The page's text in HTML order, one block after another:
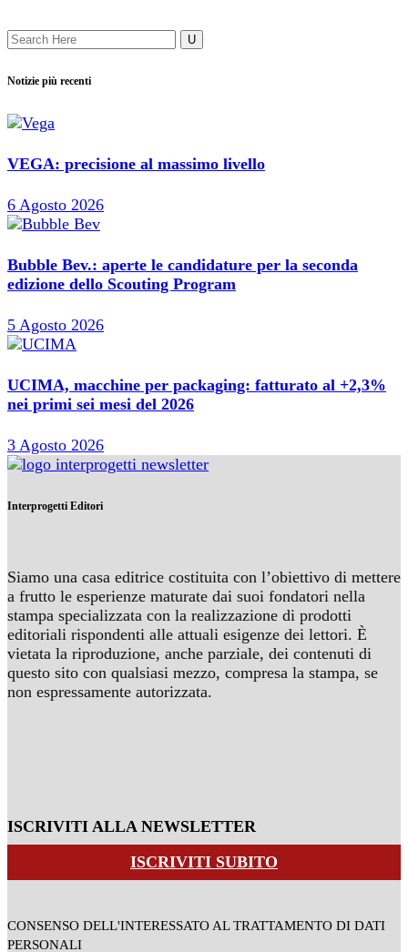
Notizie più recenti
VEGA: precisione al massimo livello
6 Agosto 2026
Bubble Bev.: aperte le candidature per la seconda
edizione dello Scouting Program
5 Agosto 2026
UCIMA, macchine per packaging: fatturato al +2,3%
nei primi sei mesi del 2026
3 Agosto 2026
Interprogetti Editori
Siamo una casa editrice costituita con l’obiettivo di mettere
a frutto le esperienze maturate dai suoi fondatori nella
stampa specializzata con la realizzazione di prodotti
editoriali rispondenti alle attuali esigenze dei lettori. È
vietata la riproduzione, anche parziale, dei contenuti di
questo sito con qualsiasi mezzo, compresa la stampa, se
non espressamente autorizzata.
ISCRIVITI ALLA NEWSLETTER
ISCRIVITI SUBITO
CONSENSO DELL'INTERESSATO AL TRATTAMENTO DI DATI
PERSONALI